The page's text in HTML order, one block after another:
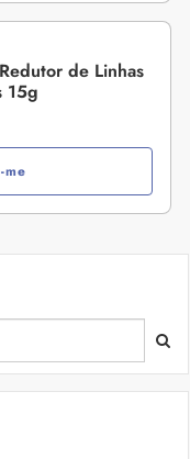
de Linhas
15g
me